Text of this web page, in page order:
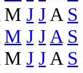
M J J A S
M J J A S
M J J A S